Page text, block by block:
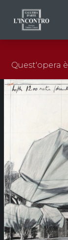
NEWS ED
ARTISTI E
Quest'opera